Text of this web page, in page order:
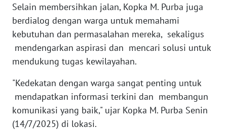
Selain membersihkan jalan, Kopka M. Purba juga
berdialog dengan warga untuk memahami
kebutuhan dan permasalahan mereka, sekaligus
mendengarkan aspirasi dan mencari solusi untuk
mendukung tugas kewilayahan.
"Kedekatan dengan warga sangat penting untuk
mendapatkan informasi terkini dan membangun
komunikasi yang baik," ujar Kopka M. Purba Senin
(14/7/2025) di lokasi.
BABEL
WN
SUMBAR
SUMSEL
WN
BENGKULU